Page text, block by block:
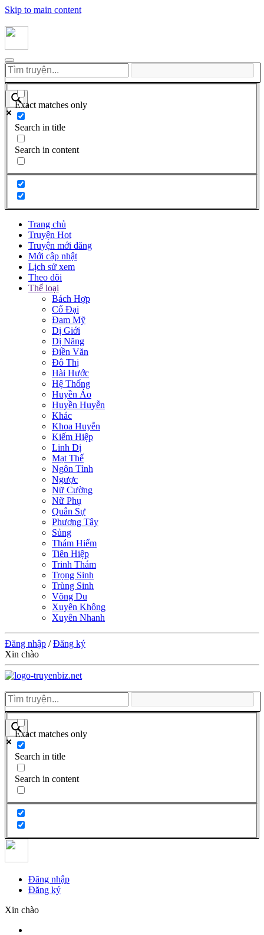
Skip to main content
Exact matches only
Search in title
Search in content
Trang chủ
Truyện Hot
Truyện mới đăng
Mới cập nhật
Lịch sử xem
Theo dõi
Thể loại
Bách Hợp
Cổ Đại
Đam Mỹ
Dị Giới
Dị Năng
Điền Văn
Đô Thị
Hài Hước
Hệ Thống
Huyền Ảo
Huyền Huyễn
Khác
Khoa Huyễn
Kiếm Hiệp
Linh Dị
Mạt Thế
Ngôn Tình
Ngược
Nữ Cường
Nữ Phụ
Quân Sự
Phương Tây
Sủng
Thám Hiểm
Tiên Hiệp
Trinh Thám
Trọng Sinh
Trùng Sinh
Võng Du
Xuyên Không
Xuyên Nhanh
Đăng nhập /Đăng ký
Xin chào
Exact matches only
Search in title
Search in content
Đăng nhập
Đăng ký
Xin chào